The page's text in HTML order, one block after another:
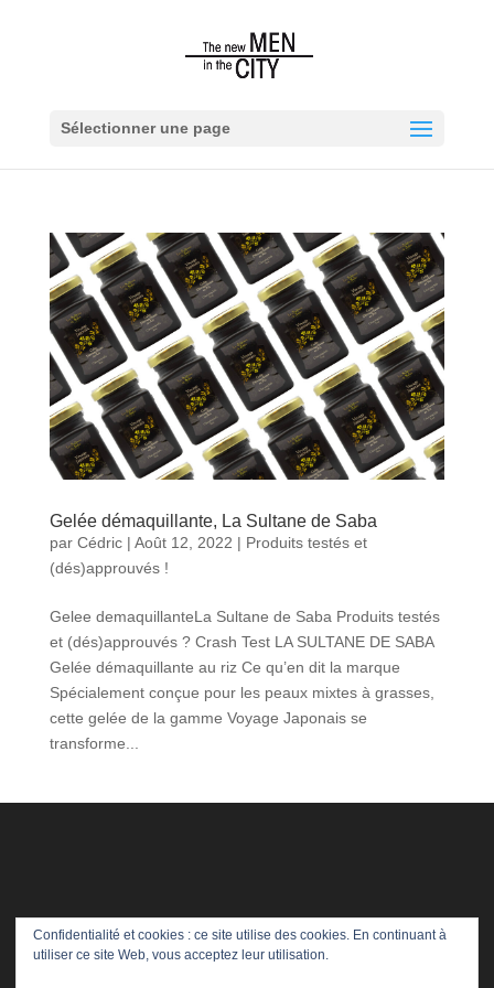
Sélectionner une page
Gelée démaquillante, La Sultane de Saba
par Cédric| Août 12, 2022 | Produits testés et
(dés)approuvés !
Gelee demaquillanteLa Sultane de Saba Produits testés
et (dés)approuvés ? Crash Test LA SULTANE DE SABA
Gelée démaquillante au riz Ce qu’en dit la marque
Spécialement conçue pour les peaux mixtes à grasses,
cette gelée de la gamme Voyage Japonais se
transforme...
Confidentialité et cookies : ce site utilise des cookies. En continuant à
utiliser ce site Web, vous acceptez leur utilisation.